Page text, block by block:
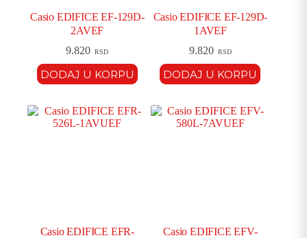
Casio EDIFICE EF-129D-
2AVEF
9.820 RSD
DODAJ U KORPU
Casio EDIFICE EF-129D-
1AVEF
9.820 RSD
DODAJ U KORPU
Casio EDIFICE EFR-
Casio EDIFICE EFV-